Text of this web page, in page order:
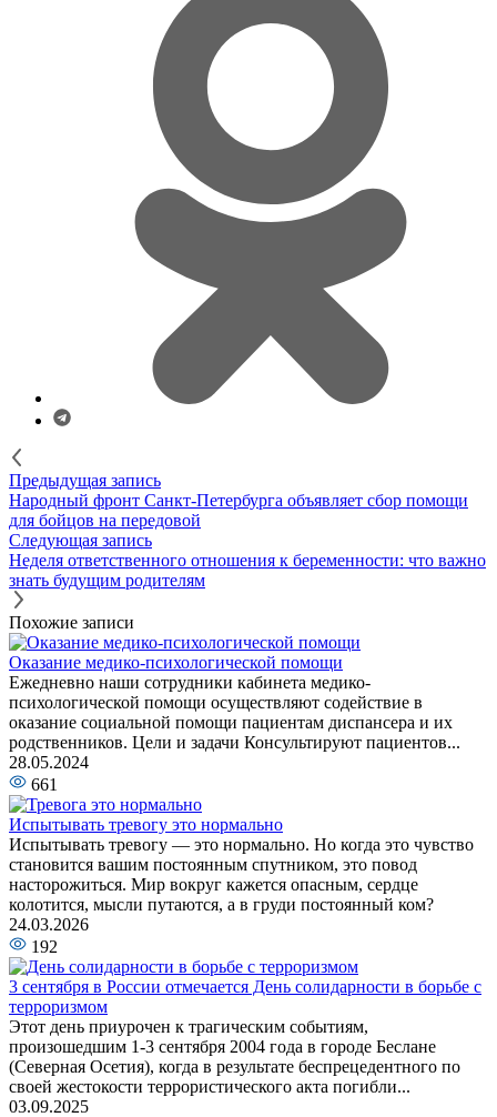
Предыдущая запись
Народный фронт Санкт-Петербурга объявляет сбор помощи
для бойцов на передовой
Следующая запись
Неделя ответственного отношения к беременности: что важно
знать будущим родителям
Похожие записи
Оказание медико-психологической помощи
Ежедневно наши сотрудники кабинета медико-
психологической помощи осуществляют содействие в
оказание социальной помощи пациентам диспансера и их
родственников. Цели и задачи Консультируют пациентов...
28.05.2024
661
Испытывать тревогу это нормально
Испытывать тревогу — это нормально. Но когда это чувство
становится вашим постоянным спутником, это повод
насторожиться. Мир вокруг кажется опасным, сердце
колотится, мысли путаются, а в груди постоянный ком?
24.03.2026
192
3 сентября в России отмечается День солидарности в борьбе с
терроризмом
Этот день приурочен к трагическим событиям,
произошедшим 1-3 сентября 2004 года в городе Беслане
(Северная Осетия), когда в результате беспрецедентного по
своей жестокости террористического акта погибли...
03.09.2025